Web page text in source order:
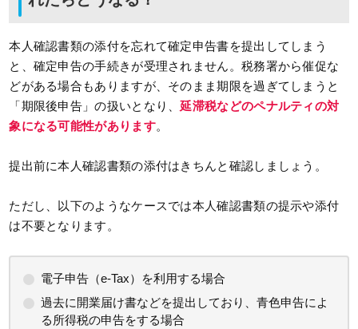
本人確認書類の添付を忘れて確定申告書を提出してしまう
と、確定申告の手続きが受理されません。税務署から催促な
どがある場合もありますが、そのまま期限を過ぎてしまうと
「期限後申告」の扱いとなり、延滞税などのペナルティの対
象になる可能性があります。
提出前に本人確認書類の添付はきちんと確認しましょう。
ただし、以下のようなケースでは本人確認書類の提示や添付
は不要となります。
電子申告（e-Tax）を利用する場合
過去に開業届け書などを提出しており、青色申告によ
る所得税の申告をする場合